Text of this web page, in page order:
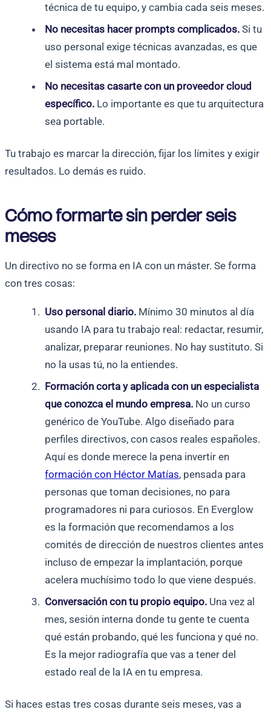
técnica de tu equipo, y cambia cada seis meses.
No necesitas hacer prompts complicados. Si tu
uso personal exige técnicas avanzadas, es que
el sistema está mal montado.
No necesitas casarte con un proveedor cloud
específico. Lo importante es que tu arquitectura
sea portable.
Tu trabajo es marcar la dirección, fijar los límites y exigir
resultados. Lo demás es ruido.
Cómo formarte sin perder seis
meses
Un directivo no se forma en IA con un máster. Se forma
con tres cosas:
Uso personal diario. Mínimo 30 minutos al día
usando IA para tu trabajo real: redactar, resumir,
analizar, preparar reuniones. No hay sustituto. Si
no la usas tú, no la entiendes.
Formación corta y aplicada con un especialista
que conozca el mundo empresa. No un curso
genérico de YouTube. Algo diseñado para
perfiles directivos, con casos reales españoles.
Aquí es donde merece la pena invertir en
formación con Héctor Matías, pensada para
personas que toman decisiones, no para
programadores ni para curiosos. En Everglow
es la formación que recomendamos a los
comités de dirección de nuestros clientes antes
incluso de empezar la implantación, porque
acelera muchísimo todo lo que viene después.
Conversación con tu propio equipo. Una vez al
mes, sesión interna donde tu gente te cuenta
qué están probando, qué les funciona y qué no.
Es la mejor radiografía que vas a tener del
estado real de la IA en tu empresa.
Si haces estas tres cosas durante seis meses, vas a